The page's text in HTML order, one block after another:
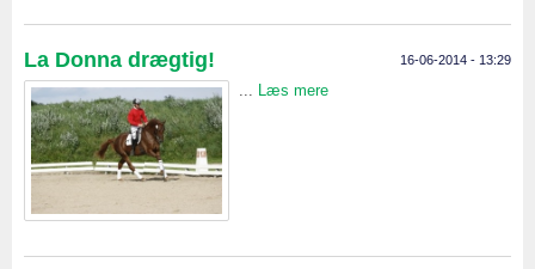
La Donna drægtig! 16-06-2014 - 13:29
Læs mere